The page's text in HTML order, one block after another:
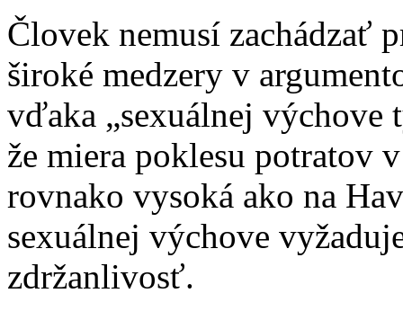
Človek nemusí zachádzať
široké medzery v
vďaka „sexuálnej výchove
že miera poklesu potratov
rovnako vysoká ako na
sexuálnej výchove
zdržanlivosť.